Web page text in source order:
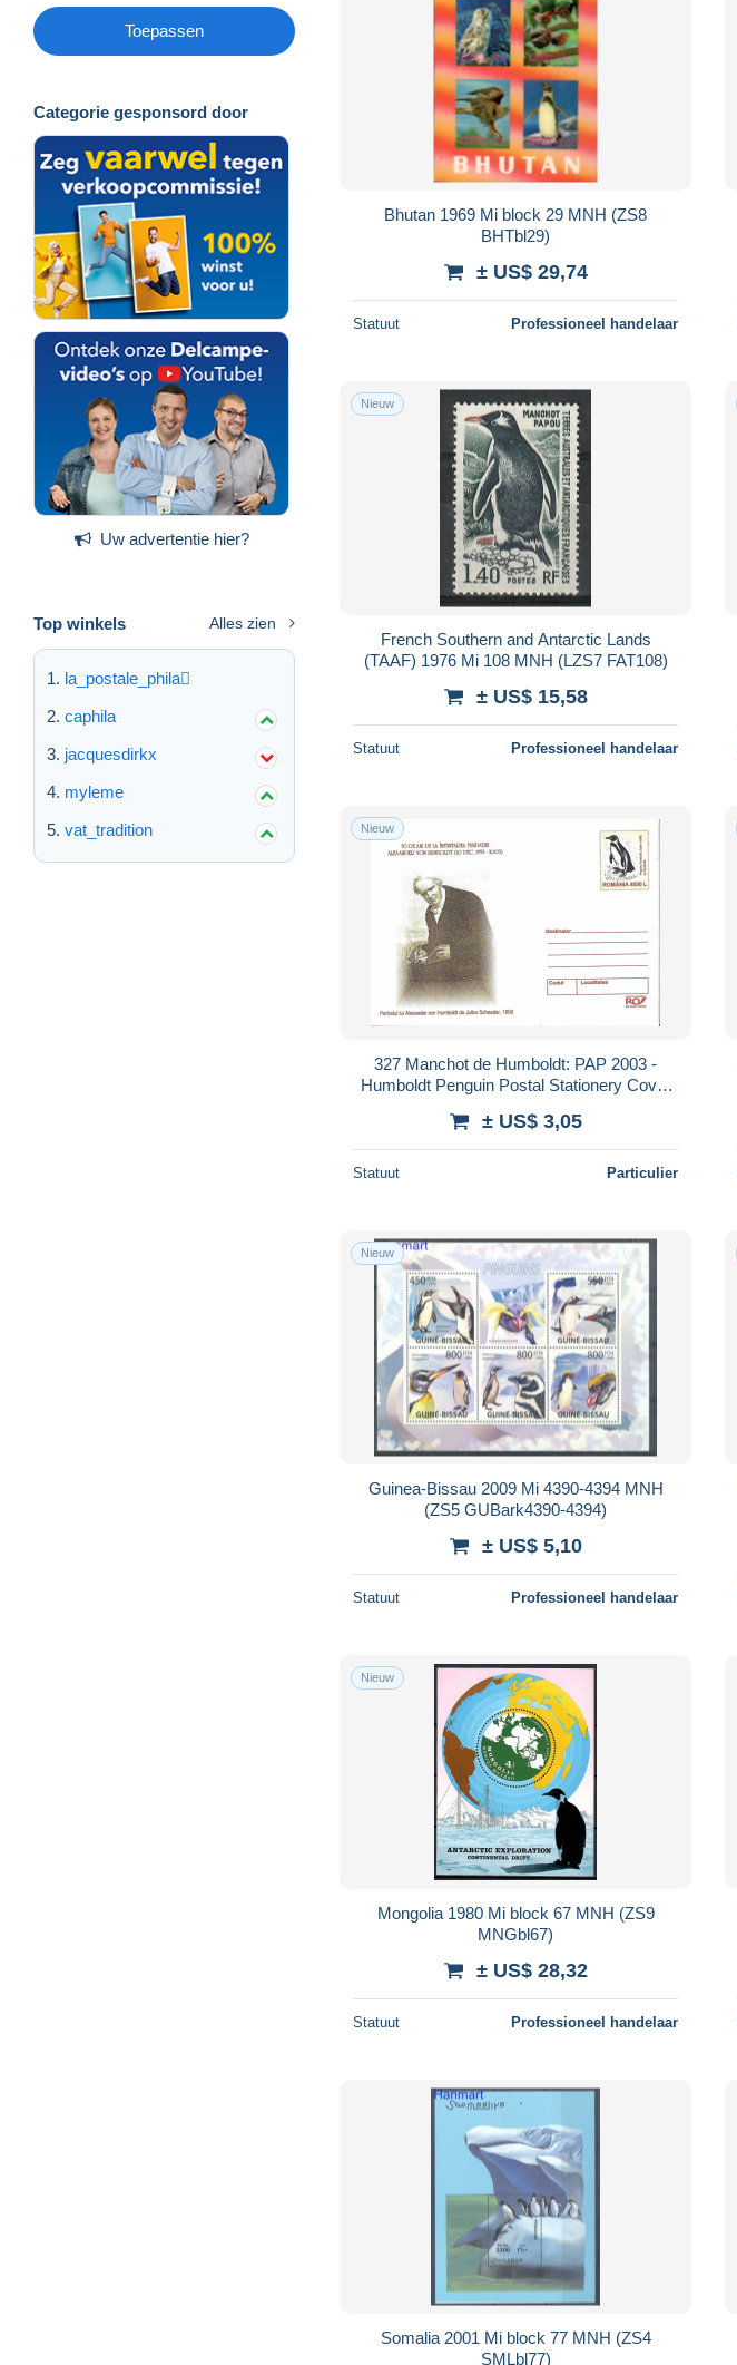
Toepassen
Categorie gesponsord door
Uw advertentie hier?
Top winkels Alles zien
la_postale_phila
caphila
jacquesdirkx
myleme
vat_tradition
Bhutan 1969 Mi block 29 MNH (ZS8
BHTbl29)
± US$ 29,74
Statuut Professioneel handelaar
Nieuw
French Southern and Antarctic Lands
(TAAF) 1976 Mi 108 MNH (LZS7 FAT108)
± US$ 15,58
Statuut Professioneel handelaar
Nieuw
327 Manchot de Humboldt: PAP 2003 -
Humboldt Penguin Postal Stationery Cover
± US$ 3,05
Statuut Particulier
Nieuw
Guinea-Bissau 2009 Mi 4390-4394 MNH
(ZS5 GUBark4390-4394)
± US$ 5,10
Statuut Professioneel handelaar
Nieuw
Mongolia 1980 Mi block 67 MNH (ZS9
MNGbl67)
± US$ 28,32
Statuut Professioneel handelaar
Somalia 2001 Mi block 77 MNH (ZS4
SMLbl77)